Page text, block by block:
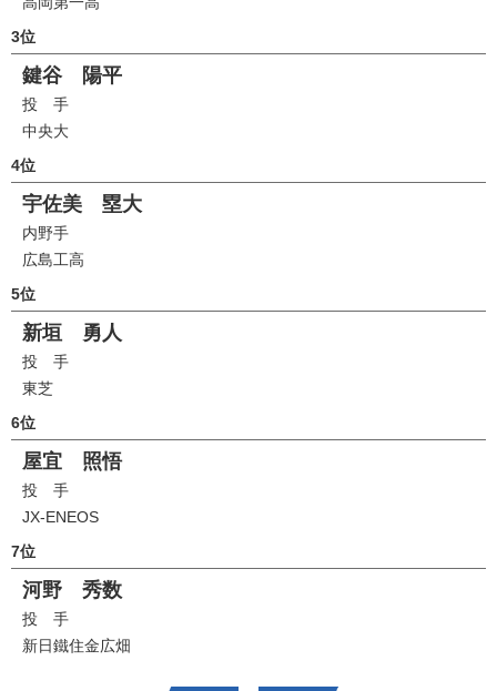
3位
鍵谷 陽平
投 手
中央大
4位
宇佐美 塁大
内野手
広島工高
5位
新垣 勇人
投 手
東芝
6位
屋宜 照悟
投 手
JX-ENEOS
7位
河野 秀数
投 手
新日鐵住金広畑